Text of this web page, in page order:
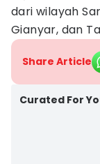
dari wilayah
Gianyar, dan
Share Article
Curated For